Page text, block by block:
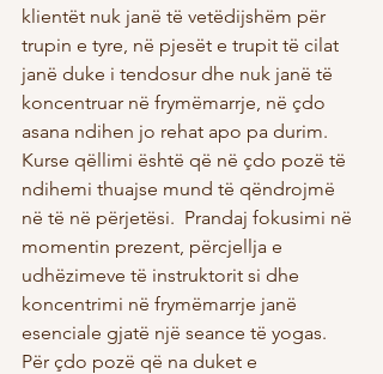
klientët nuk janë të vetëdijshëm për
trupin e tyre, në pjesët e trupit të cilat
janë duke i tendosur dhe nuk janë të
koncentruar në frymëmarrje, në çdo
asana ndihen jo rehat apo pa durim.
Kurse qëllimi është që në çdo pozë të
ndihemi thuajse mund të qëndrojmë
në të në përjetësi.  Prandaj fokusimi në
momentin prezent, përcjellja e
udhëzimeve të instruktorit si dhe
koncentrimi në frymëmarrje janë
esenciale gjatë një seance të yogas.
Për çdo pozë që na duket e